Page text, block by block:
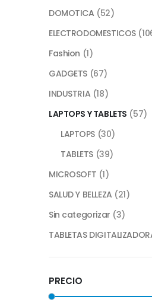
DOMOTICA (52)
ELECTRODOMESTICOS
Fashion (1)
GADGETS (67)
INDUSTRIA (18)
LAPTOPS Y TABLETS (57)
LAPTOPS (30)
TABLETS (39)
MICROSOFT (1)
SALUD Y BELLEZA (21)
Sin categorizar (3)
TABLETAS
PRECIO